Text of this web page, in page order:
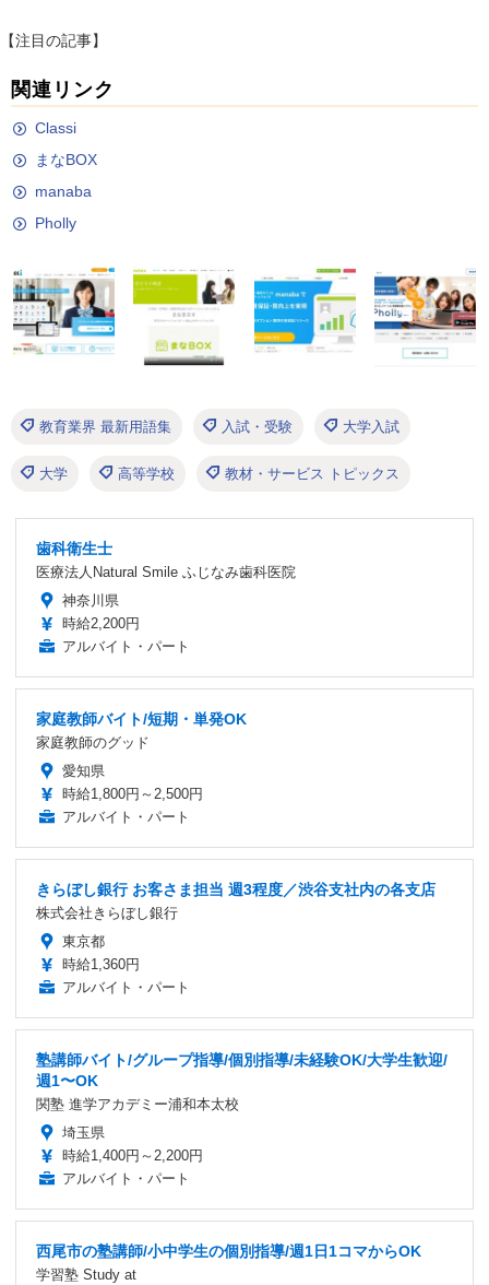
【注目の記事】
関連リンク
Classi
まなBOX
manaba
Pholly
教育業界 最新用語集 入試・受験 大学入試
大学 高等学校 教材・サービス トピックス
歯科衛生士
医療法人Natural Smile ふじなみ歯科医院
神奈川県
時給2,200円
アルバイト・パート
家庭教師バイト/短期・単発OK
家庭教師のグッド
愛知県
時給1,800円～2,500円
アルバイト・パート
きらぼし銀行 お客さま担当 週3程度／渋谷支社内の各支店
株式会社きらぼし銀行
東京都
時給1,360円
アルバイト・パート
塾講師バイト/グループ指導/個別指導/未経験OK/大学生歓迎/
週1〜OK
関塾 進学アカデミー浦和本太校
埼玉県
時給1,400円～2,200円
アルバイト・パート
西尾市の塾講師/小中学生の個別指導/週1日1コマからOK
学習塾 Study at